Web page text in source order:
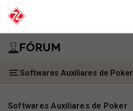
FÓRUM
Softwares Auxiliares de Poker
Softwares Auxiliares de Poker